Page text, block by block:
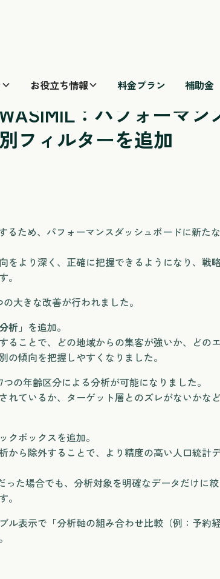
お役立ち情報 料金プラン 補助金
：パフォーマンスダッシュボードに属性別フ
：パフォーマン
フィルターを追加
るため、パフォーマンスダッシュボードに新た
をより深く、正確に把握できるようになり、戦
。
大きな改善が行われました。
析 」を追加。
ることで、どの地域からの集客が強いか、どの
傾向を把握しやすくなりました。
つの年齢区分による分析が可能になりました。
れているか、ターゲット層とのズレがないかな
クボックスを追加。
から除外することで、より精度の高い人口統計
った場合でも、分析対象を明確なデータだけに
。
ル表示で「分析軸の組み合わせ比較（例：予約